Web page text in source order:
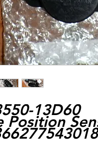
13D60
Position